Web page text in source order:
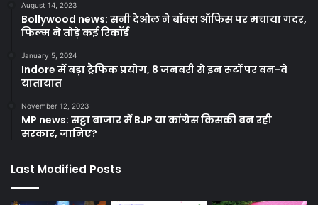
August 14, 2023
Bollywood news: सनी देओल ने बॉक्स ऑफिस पर मचाया गदर,
फिल्म ने तोड़े कई रिकॉर्ड
January 5, 2024
Indore में बड़ा ट्रैफिक प्रयोग, 8 जनवरी से इन रूटों पर वन-वे
यातायात
November 12, 2023
MP news: सट्टा बाजार में BJP या कांग्रेस किसकी बन रही
सरकार, जानिए?
Last Modified Posts